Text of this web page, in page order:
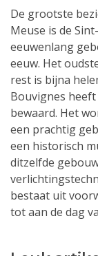
De grootste
Meuse is de
eeuwenlang
eeuw. Het
rest is bijna
Bouvignes
bewaard. Het
een prachtig
een historisch
ditzelfde
bestaat uit
tot aan de dag